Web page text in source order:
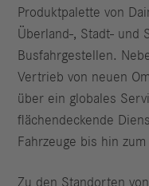
Produktpalette von
Überland-, Stadt- und
Busfahrgestellen.
Vertrieb von neuen
über ein globales
flächendeckende
Fahrzeuge bis hin
Zu den Standorten